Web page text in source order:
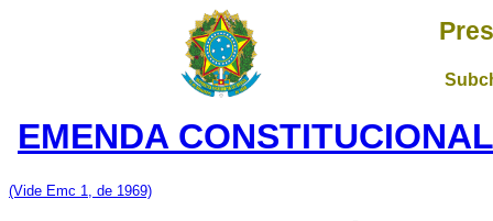
EMENDA
(Vide Emc 1, de 1969)